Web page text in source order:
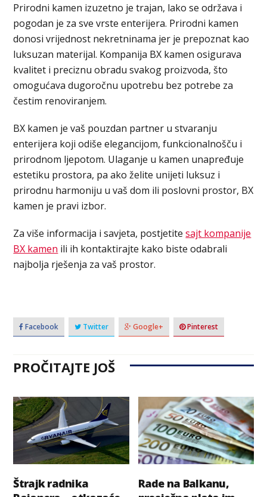
Prirodni kamen izuzetno je trajan, lako se održava i
pogodan je za sve vrste enterijera. Prirodni kamen
donosi vrijednost nekretninama jer je prepoznat kao
luksuzan materijal. Kompanija BX kamen osigurava
kvalitet i preciznu obradu svakog proizvoda, što
omogućava dugoročnu upotrebu bez potrebe za
čestim renoviranjem.
BX kamen je vaš pouzdan partner u stvaranju
enterijera koji odiše elegancijom, funkcionalnošču i
prirodnom ljepotom. Ulaganje u kamen unapređuje
estetiku prostora, pa ako želite unijeti luksuz i
prirodnu harmoniju u vaš dom ili poslovni prostor, BX
kamen je pravi izbor.
Za više informacija i savjeta, postjetitesajt kompanije
BX kamen ili ih kontaktirajte kako biste odabrali
najbolja rješenja za vaš prostor.
Facebook Twitter Google+ Pinterest
PROČITAJTE JOŠ
Štrajk radnika
Rade na Balkanu,